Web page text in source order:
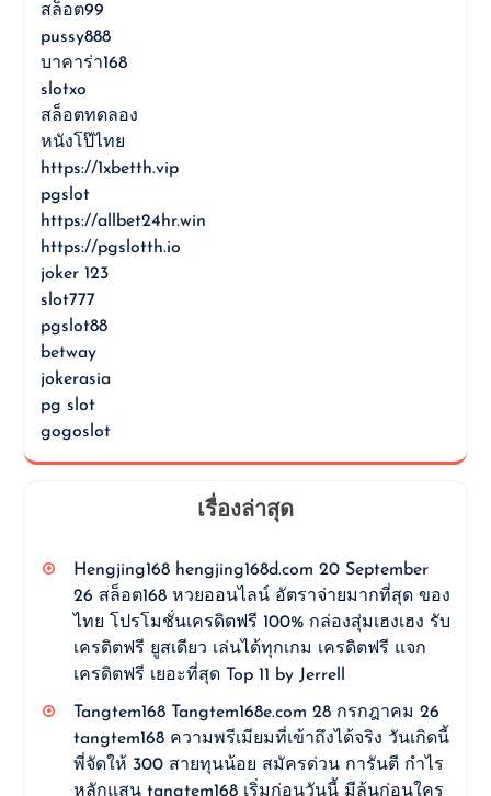
สล็อต99
pussy888
บาคาร่า168
slotxo
สล็อตทดลอง
หนังโป๊ไทย
https://1xbetth.vip
pgslot
https://allbet24hr.win
https://pgslotth.io
joker 123
slot777
pgslot88
betway
jokerasia
pg slot
gogoslot
เรื่องล่าสุด
Hengjing168 hengjing168d.com 20 September
26 สล็อต168 หวยออนไลน์ อัตราจ่ายมากที่สุด ของ
ไทย โปรโมชั่นเครดิตฟรี 100% กล่องสุ่มเฮงเฮง รับ
เครดิตฟรี ยูสเดียว เล่นได้ทุกเกม เครดิตฟรี แจก
เครดิตฟรี เยอะที่สุด Top 11 by Jerrell
Tangtem168 Tangtem168e.com 28 กรกฎาคม 26
tangtem168 ความพรีเมียมที่เข้าถึงได้จริง วันเกิดนี้
พี่จัดให้ 300 สายทุนน้อย สมัครด่วน การันตี กำไร
หลักแสน tangtem168 เริ่มก่อนวันนี้ มีลุ้นก่อนใคร